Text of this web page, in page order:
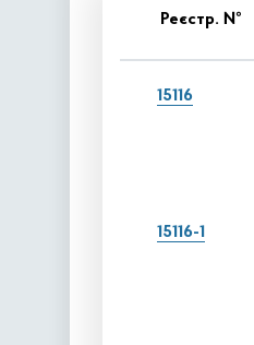
Реєстр. №
15116
15116-1